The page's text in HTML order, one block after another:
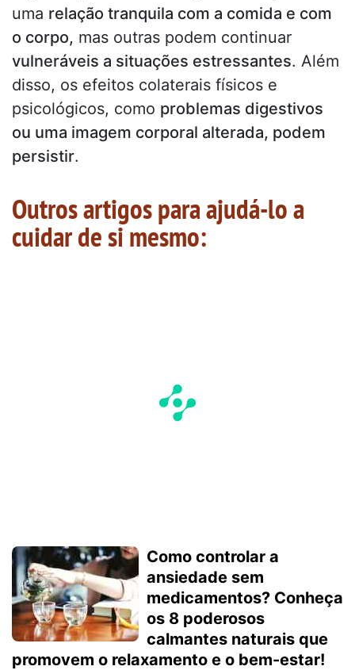
uma relação tranquila com a comida e com
o corpo, mas outras podem continuar
vulneráveis a situações estressantes. Além
disso, os efeitos colaterais físicos e
psicológicos, como problemas digestivos
ou uma imagem corporal alterada, podem
persistir.
Outros artigos para ajudá-lo a
cuidar de si mesmo:
Como controlar a
ansiedade sem
medicamentos? Conheça
os 8 poderosos
calmantes naturais que
promovem o relaxamento e o bem-estar!